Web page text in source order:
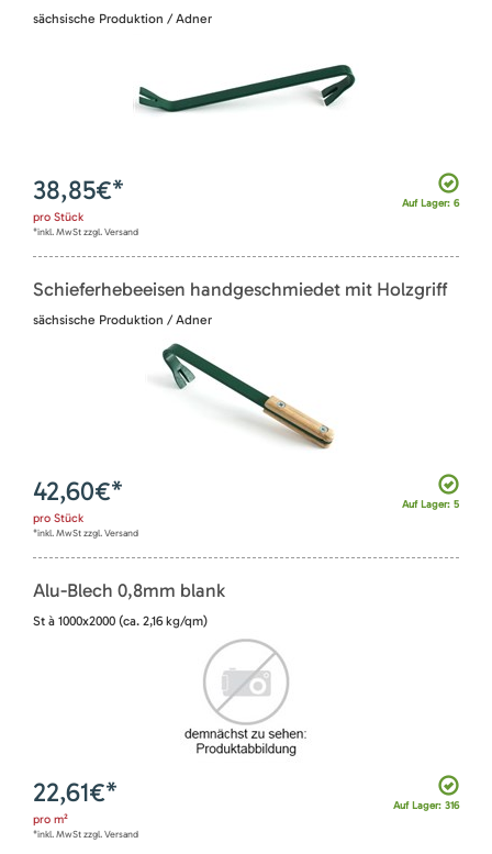
sächsische Produktion / Adner
Auf Lager: 6
38,85€*
pro Stück
*inkl. MwSt zzgl. Versand
Schieferhebeeisen handgeschmiedet mit Holzgriff
sächsische Produktion / Adner
Auf Lager: 5
42,60€*
pro Stück
*inkl. MwSt zzgl. Versand
Alu-Blech 0,8mm blank
St à 1000x2000 (ca. 2,16 kg/qm)
Auf Lager: 316
22,61€*
pro m²
*inkl. MwSt zzgl. Versand